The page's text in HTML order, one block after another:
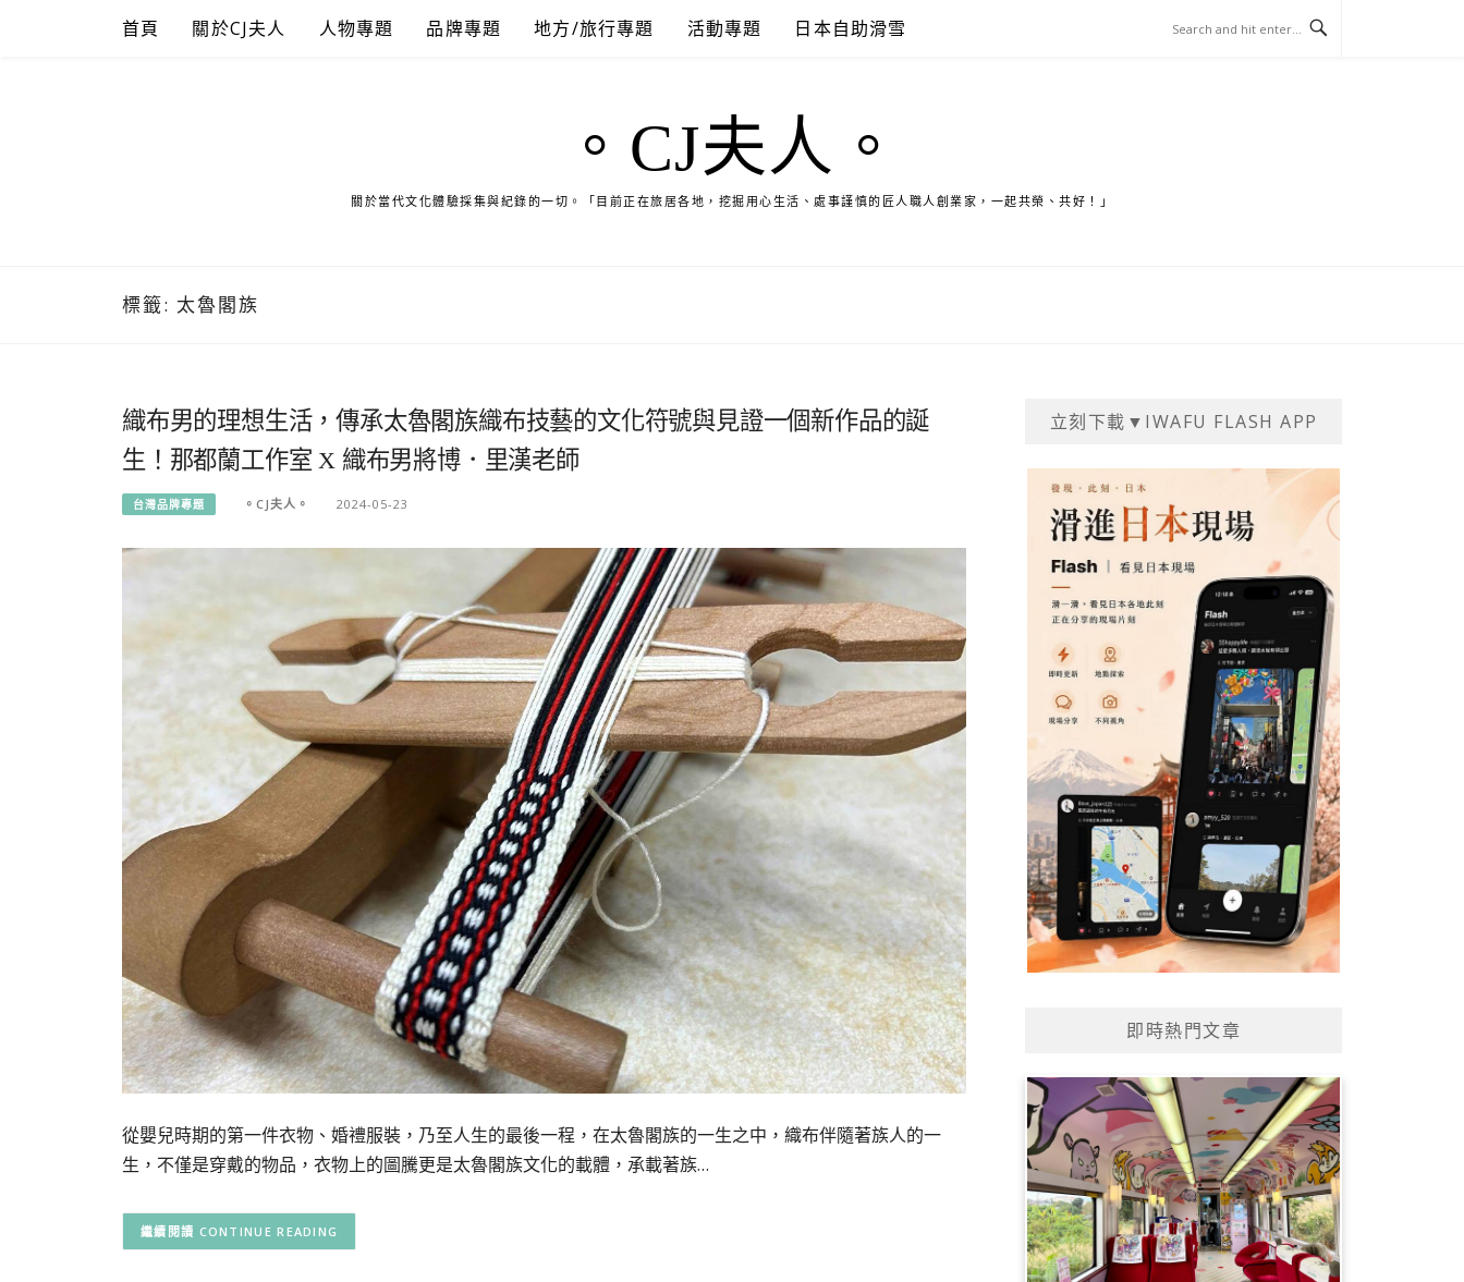
首頁 關於CJ夫人 人物專題 品牌專題 地方/旅行專題 活動專題 日本自助滑雪
。CJ夫人。
關於當代文化體驗採集與紀錄的一切。「目前正在旅居各地，挖掘用心生活、處事謹慎的匠人職人創業家，一起共榮、共好！」
標籤: 太魯閣族
織布男的理想生活，傳承太魯閣族織布技藝的文化符號與見證一個新作品的誕
生！那都蘭工作室 X 織布男將博．里漢老師
台灣品牌專題 。CJ夫人。 2024-05-23
從嬰兒時期的第一件衣物、婚禮服裝，乃至人生的最後一程，在太魯閣族的一生之中，織布伴隨著族人的一
生，不僅是穿戴的物品，衣物上的圖騰更是太魯閣族文化的載體，承載著族…
CONTINUE READING
立刻下載▼IWAFU FLASH APP
即時熱門文章